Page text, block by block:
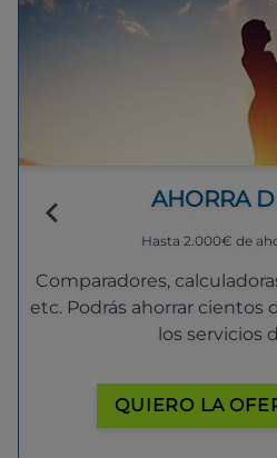
AHORRA
Hasta 2.000€ de
Comparadores,
etc. Podrás ahorrar cientos
los servicios
QUIERO LA